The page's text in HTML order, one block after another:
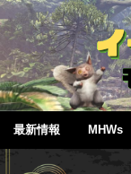
最新情報 MHWs